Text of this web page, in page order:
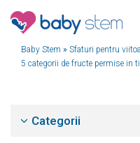
Baby Stem » Sfaturi pentru
5 categorii de fructe permise in
Categorii